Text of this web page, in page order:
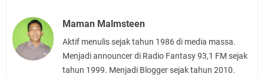
Maman Malmsteen
Aktif menulis sejak tahun 1986 di media massa.
Menjadi announcer di Radio Fantasy 93,1 FM sejak
tahun 1999. Menjadi Blogger sejak tahun 2010.